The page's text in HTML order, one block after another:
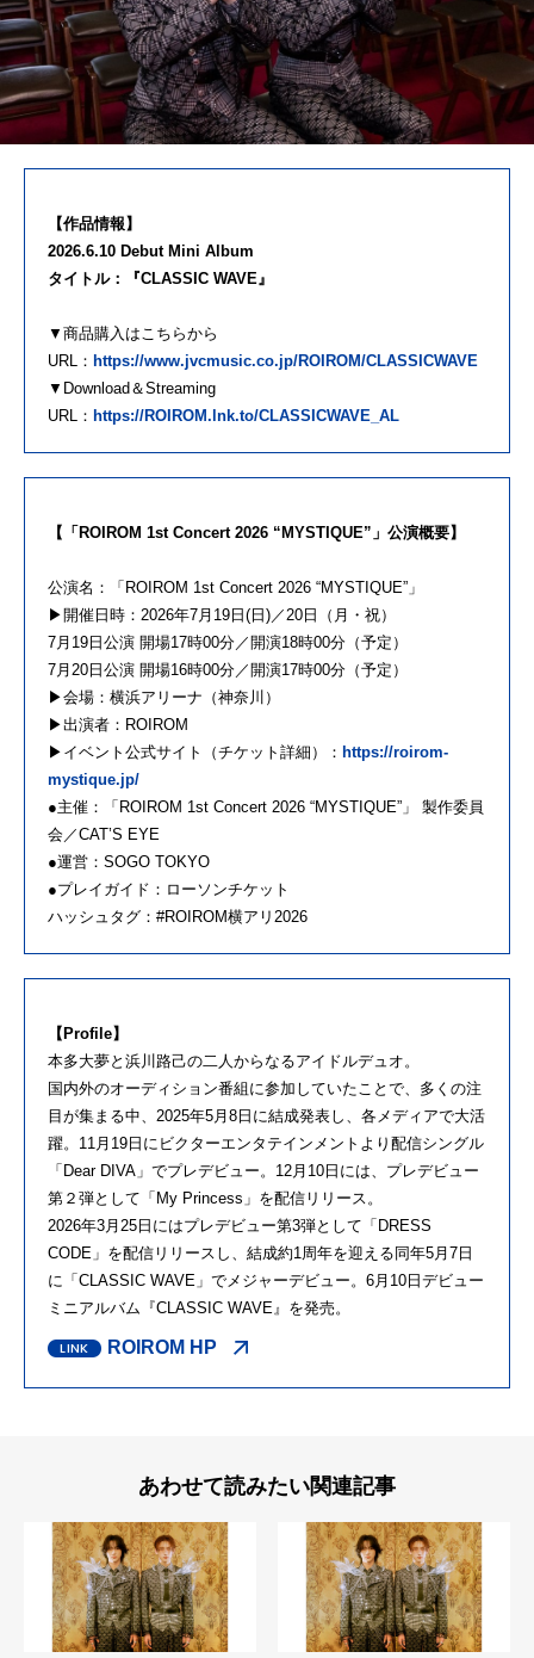
【作品情報】
2026.6.10 Debut Mini Album
タイトル：『CLASSIC WAVE』
▼商品購入はこちらから
URL： https://www.jvcmusic.co.jp/ROIROM/CLASSICWAVE
▼Download＆Streaming
URL： https://ROIROM.lnk.to/CLASSICWAVE_AL
【「ROIROM 1st Concert 2026 “MYSTIQUE”」公演概要】
公演名：「ROIROM 1st Concert 2026 “MYSTIQUE”」
▶︎開催日時：2026年7月19日(日)／20日（月・祝）
7月19日公演 開場17時00分／開演18時00分（予定）
7月20日公演 開場16時00分／開演17時00分（予定）
▶︎会場：横浜アリーナ（神奈川）
▶︎出演者：ROIROM
▶︎イベント公式サイト（チケット詳細）： https://roirom-
mystique.jp/
●主催：「ROIROM 1st Concert 2026 “MYSTIQUE”」 製作委員
会／CAT’S EYE
●運営：SOGO TOKYO
●プレイガイド：ローソンチケット
ハッシュタグ：#ROIROM横アリ2026
【Profile】
本多大夢と浜川路己の二人からなるアイドルデュオ。
国内外のオーディション番組に参加していたことで、多くの注
目が集まる中、2025年5月8日に結成発表し、各メディアで大活
躍。11月19日にビクターエンタテインメントより配信シングル
「Dear DIVA」でプレデビュー。12月10日には、プレデビュー
第２弾として「My Princess」を配信リリース。
2026年3月25日にはプレデビュー第3弾として「DRESS
CODE」を配信リリースし、結成約1周年を迎える同年5月7日
に「CLASSIC WAVE」でメジャーデビュー。6月10日デビュー
ミニアルバム『CLASSIC WAVE』を発売。
ROIROM HP
あわせて読みたい関連記事